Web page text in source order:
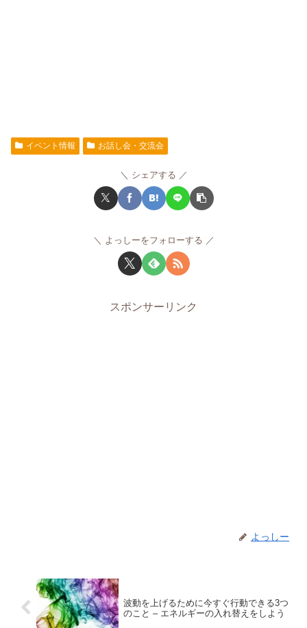
イベント情報 お話し会・交流会
シェアする
よっしーをフォローする
スポンサーリンク
よっしー
波動を上げるために今すぐ行動できる3つ
のこと – エネルギーの入れ替えをしよう